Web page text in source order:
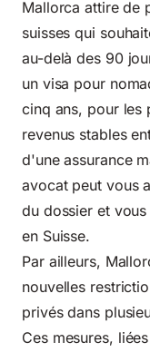
Mallorca attire de
suisses qui
au-delà des 90
un visa pour
cinq ans, pour les
revenus stables
d'une assurance
avocat peut vous
du dossier et
en Suisse.
Par ailleurs,
nouvelles
privés dans
Ces mesures,